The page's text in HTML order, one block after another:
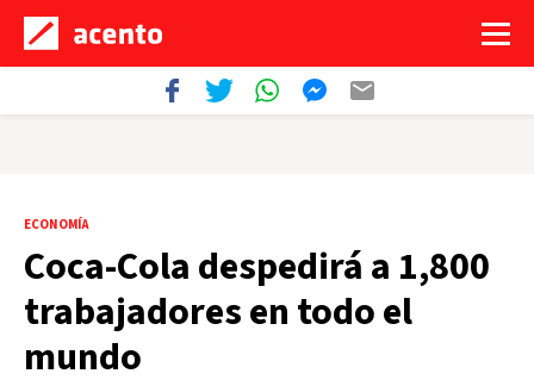
ECONOMÍA
Coca-Cola despedirá a 1,800
trabajadores en todo el
mundo